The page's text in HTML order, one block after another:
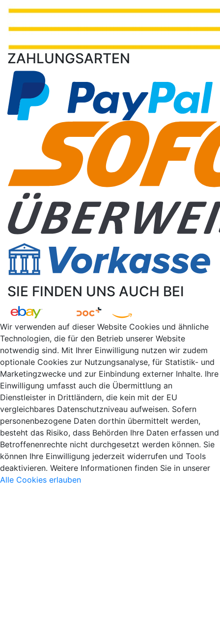
ZAHLUNGSARTEN
SIE FINDEN UNS AUCH BEI
Wir verwenden auf dieser Website Cookies und ähnliche
Technologien, die für den Betrieb unserer Website
notwendig sind. Mit Ihrer Einwilligung nutzen wir zudem
optionale Cookies zur Nutzungsanalyse, für Statistik- und
Marketingzwecke und zur Einbindung externer Inhalte. Ihre
Einwilligung umfasst auch die Übermittlung an
Dienstleister in Drittländern, die kein mit der EU
vergleichbares Datenschutzniveau aufweisen. Sofern
personenbezogene Daten dorthin übermittelt werden,
besteht das Risiko, dass Behörden Ihre Daten erfassen und
Betroffenenrechte nicht durchgesetzt werden können. Sie
können Ihre Einwilligung jederzeit widerrufen und Tools
deaktivieren. Weitere Informationen finden Sie in unserer
Alle Cookies erlauben